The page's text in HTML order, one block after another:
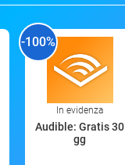
-100%
In evidenza
Audible: Gratis 30
gg